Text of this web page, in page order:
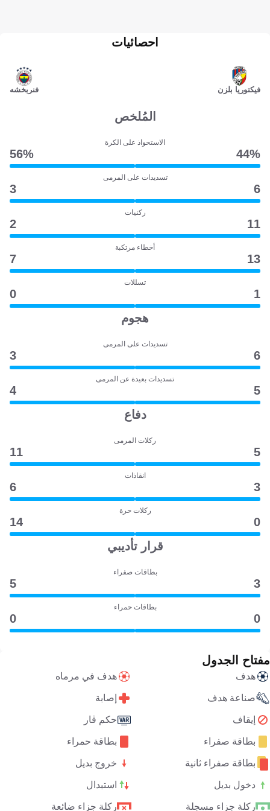
فيكتوريا بلزن
احصائيات
فنربخشه
المُلخص
الاستحواذ على الكرة
44‎%‎
56‎%‎
تسديدات على المرمى
6
3
ركنيات
11
2
أخطاء مرتكبة
13
7
تسللات
1
0
هجوم
تسديدات على المرمى
6
3
تسديدات بعيدة عن المرمى
5
4
دفاع
ركلات المرمى
5
11
انقاذات
3
6
ركلات حرة
0
14
قرار تأديبي
بطاقات صفراء
3
5
بطاقات حمراء
0
0
مفتاح الجدول
هدف هدف في مرماه
صناعة هدف إصابة
إيقاف حكم ڤار
بطاقة صفراء بطاقة حمراء
بطاقة صفراء ثانية خروج بديل
دخول بديل استبدال
ركلة جزاء مسجلة ركلة جزاء ضائعة